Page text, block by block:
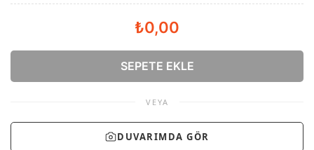
₺0,00
SEPETE EKLE
VEYA
DUVARIMDA GÖR